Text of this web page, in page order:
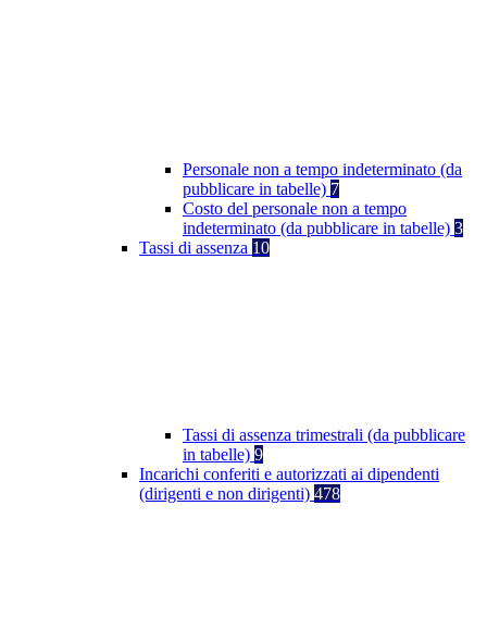
Personale non a tempo indeterminato (da
pubblicare in tabelle) 7
Costo del personale non a tempo
indeterminato (da pubblicare in tabelle) 3
Tassi di assenza 10
Tassi di assenza trimestrali (da pubblicare
in tabelle) 9
Incarichi conferiti e autorizzati ai dipendenti
(dirigenti e non dirigenti) 478